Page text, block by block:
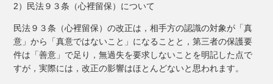
2）民法９３条（心裡留保）について
民法９３条（心裡留保）の改正は，相手方の認識の対象が「真
意」から「真意ではないこと」になることと，第三者の保護要
件は「善意」で足り，無過失を要求しないことを明記した点で
すが，実際には，改正の影響はほとんどないと思われます。